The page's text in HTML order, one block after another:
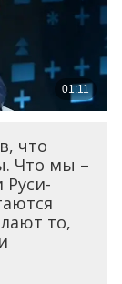
что
Что мы –
Руси-
то,